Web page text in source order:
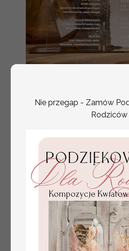
menu weselne,
glamour, karta
drinków, złote menu
weselne
Nie przegap - Zamów
Rodziców